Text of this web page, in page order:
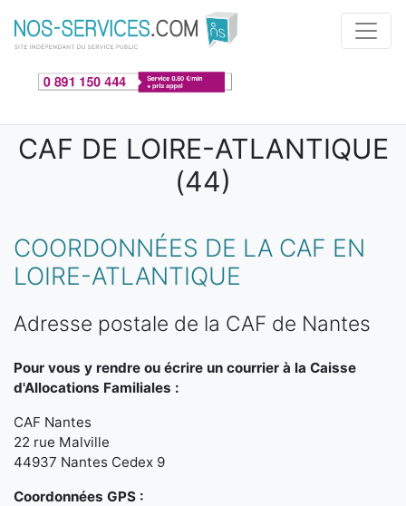
Aller au contenu principal
CAF DE LOIRE-ATLANTIQUE
(44)
COORDONNÉES DE LA CAF EN
LOIRE-ATLANTIQUE
Adresse postale de la CAF de Nantes
Pour vous y rendre ou écrire un courrier à la Caisse
d'Allocations Familiales :
CAF Nantes
22 rue Malville
44937 Nantes Cedex 9
Coordonnées GPS :